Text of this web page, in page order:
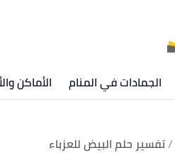
الجمادات في المنام الأماكن
تفسير حلم البيض للعزباء